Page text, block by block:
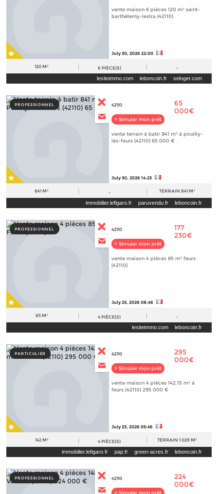
vente maison 6 pièces 120 m² saint-
barthélemy-lestra (42110)
July 30, 2026 22:00
120 M² 6 PIÈCE(S) -
lesiteimmo.com leboncoin.fr seloger.com
PROFESSIONNEL 42110
> Simuler mon prêt
65
000€
vente terrain à batir 841 m² à pouilly-
lès-feurs (42110) 65 000 €
July 30, 2026 14:23
841 M² - TERRAIN 841 M²
immobilier.lefigaro.fr paruvendu.fr leboncoin.fr
PROFESSIONNEL 42110
> Simuler mon prêt
177
230€
vente maison 4 pièces 85 m² feurs
(42110)
July 25, 2026 08:46
85 M² 4 PIÈCE(S) -
lesiteimmo.com leboncoin.fr
PARTICULIER 42110
> Simuler mon prêt
295
000€
vente maison 4 pièces 142.15 m² à
feurs (42110) 295 000 €
July 23, 2026 05:46
142 M² 4 PIÈCE(S) TERRAIN 1 029 M²
immobilier.lefigaro.fr pap.fr green-acres.fr leboncoin.fr
PROFESSIONNEL 42110
224
000€